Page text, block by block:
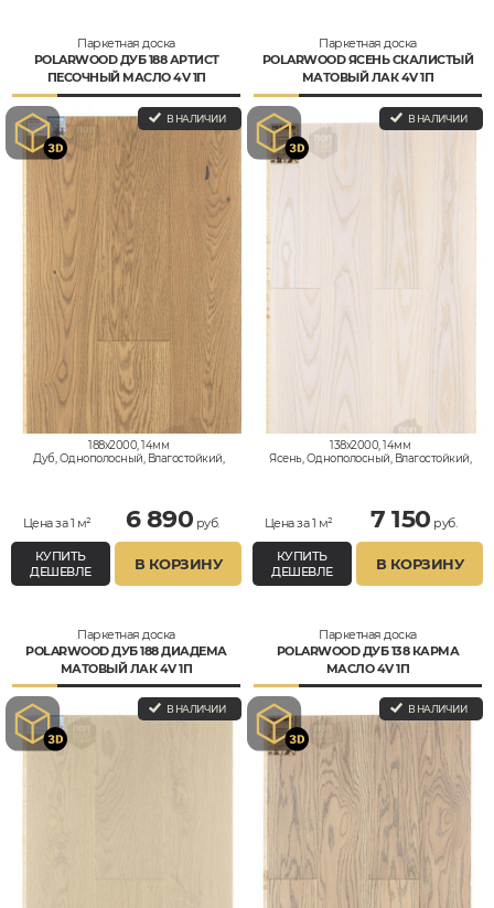
Паркетная доска
POLARWOOD ДУБ 188 АРТИСТ
ПЕСОЧНЫЙ МАСЛО 4V 1П
В НАЛИЧИИ
188x2000, 14мм
Дуб, Однополосный, Влагостойкий,
Цена за 1 м² 6 890 руб.
КУПИТЬ
ДЕШЕВЛЕ
В КОРЗИНУ
Паркетная доска
POLARWOOD ЯСЕНЬ СКАЛИСТЫЙ
МАТОВЫЙ ЛАК 4V 1П
В НАЛИЧИИ
138x2000, 14мм
Ясень, Однополосный, Влагостойкий,
Цена за 1 м² 7 150 руб.
КУПИТЬ
ДЕШЕВЛЕ
В КОРЗИНУ
Паркетная доска
POLARWOOD ДУБ 188 ДИАДЕМА
МАТОВЫЙ ЛАК 4V 1П
В НАЛИЧИИ
Паркетная доска
POLARWOOD ДУБ 138 КАРМА
МАСЛО 4V 1П
В НАЛИЧИИ